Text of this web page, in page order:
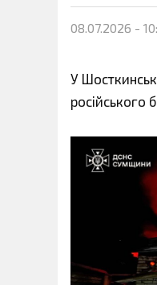
08.07.2026 -
У
російського